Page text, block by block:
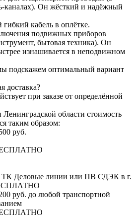
каналах). Он жёсткий и надёжный
кабель в оплётке.
подвижных приборов
бытовая техника). Он
изнашивается в неподвижном
подскажем оптимальный вариант
доставка?
при заказе от определённой
области стоимость
таким образом:
руб.
БЕСПЛАТНО
ТК Деловые линии или ПВ СДЭК в г.
руб. до любой транспортной
БЕСПЛАТНО